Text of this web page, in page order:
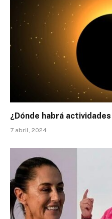
¿Dónde habrá
7 abril, 2024